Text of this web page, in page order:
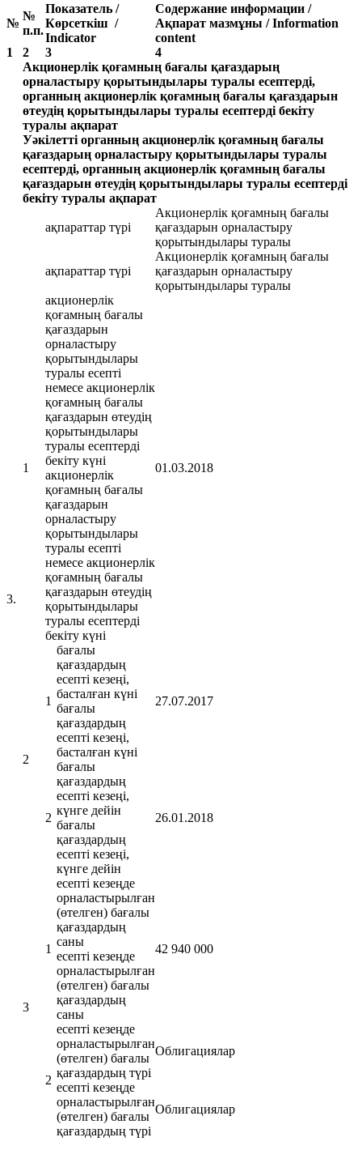
№
№
п.п.
Показатель /
Көрсеткіш /
Indicator
Содержание информации /
Ақпарат мазмұны / Information
content
1
2 3 4
3.
Акционерлік қоғамның бағалы қағаздарың
орналастыру қорытындылары туралы есептерді,
органның акционерлік қоғамның бағалы қағаздарын
өтеудің қорытындылары туралы есептерді бекіту
туралы ақпарат
Уәкілетті органның акционерлік қоғамның бағалы
қағаздарың орналастыру қорытындылары туралы
есептерді, органның акционерлік қоғамның бағалы
қағаздарын өтеудің қорытындылары туралы есептерді
бекіту туралы ақпарат
ақпараттар түрі
Акционерлік қоғамның бағалы
қағаздарын орналастыру
қорытындылары туралы
ақпараттар түрі
Акционерлік қоғамның бағалы
қағаздарын орналастыру
қорытындылары туралы
1
акционерлік
қоғамның бағалы
қағаздарын
орналастыру
қорытындылары
туралы есепті
немесе акционерлік
қоғамның бағалы
қағаздарын өтеудің
қорытындылары
туралы есептерді
бекіту күні
01.03.2018
акционерлік
қоғамның бағалы
қағаздарын
орналастыру
қорытындылары
туралы есепті
немесе акционерлік
қоғамның бағалы
қағаздарын өтеудің
қорытындылары
туралы есептерді
бекіту күні
2
1
бағалы
қағаздардың
есепті кезеңі,
басталған күні
27.07.2017
бағалы
қағаздардың
есепті кезеңі,
басталған күні
2
бағалы
қағаздардың
есепті кезеңі,
күнге дейін
26.01.2018
бағалы
қағаздардың
есепті кезеңі,
күнге дейін
3
1
есепті кезеңде
орналастырылған
(өтелген) бағалы
қағаздардың
саны
42 940 000
есепті кезеңде
орналастырылған
(өтелген) бағалы
қағаздардың
саны
2
есепті кезеңде
орналастырылған
(өтелген) бағалы
қағаздардың түрі
Облигациялар
есепті кезеңде
орналастырылған
(өтелген) бағалы
қағаздардың түрі
Облигациялар